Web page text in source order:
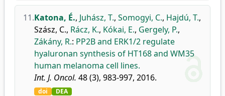
11.Katona, É., Juhász, T., Somogyi, C., Hajdú, T.,
Szász, C., Rácz, K., Kókai, E., Gergely, P.,
Zákány, R.: PP2B and ERK1/2 regulate
hyaluronan synthesis of HT168 and WM35
human melanoma cell lines.
Int. J. Oncol. 48 (3), 983-997, 2016.
doi DEA